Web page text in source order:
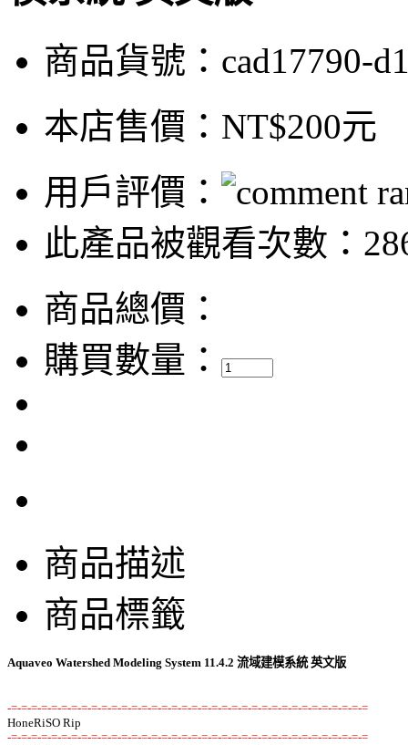
商品貨號：cad17790-
本店售價： NT$200元
用戶評價：
此產品被觀看次數：
商品總價：
購買數量：
商品描述
商品標籤
Aquaveo Watershed Modeling System 11.4.2 流域建模系統 英文版
-=-=-=-=-=-=-=-=-=-=-=-=-=-=-=-=-=-=-=-=-=-=-=-=-=-=-=-=-=-=-=-=-=-=-=-=
-=-=-=-=-=-=-=-=-=-=-=-=-=-=-=-=-=-=-=-=-=-=-=-=-=-=-=-=-=-=-=-=-=-=-=-=